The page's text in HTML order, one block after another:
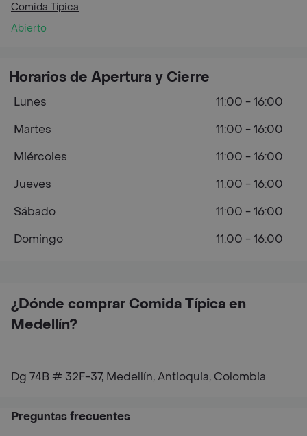
Comida Típica
Abierto
¿Dónde comprar Comida Típica en
Medellín?
Dg 74B # 32F-37, Medellín, Antioquia, Colombia
Horarios de Apertura y Cierre
Lunes
11:00 - 16:00
Martes
11:00 - 16:00
Miércoles
11:00 - 16:00
Jueves
11:00 - 16:00
Sábado
11:00 - 16:00
Domingo
11:00 - 16:00
Preguntas frecuentes